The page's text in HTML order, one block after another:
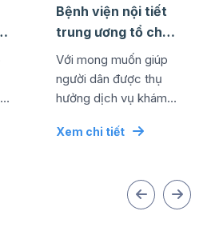
Bệnh viện nội tiết
trung ương tổ chức
thành công lễ kỷ
niệm ngày quốc tế
...
Với mong muốn giúp
người dân được thụ
hưởng dịch vụ khám
cao bằng mức chi phí
Xem chi tiết